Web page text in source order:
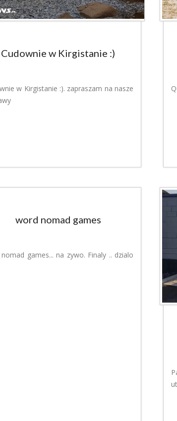
Cudownie w Kirgistanie :)
w Kirgistanie :). zapraszam na nasze
word nomad games
games... na zywo. Finaly .. dzialo